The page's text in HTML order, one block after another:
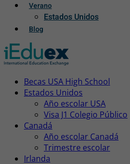
Verano
Estados Unidos
Blog
Becas USA High School
Estados Unidos
Año escolar USA
Visa J1 Colegio Público
Canadá
Año escolar Canadá
Trimestre escolar
Irlanda